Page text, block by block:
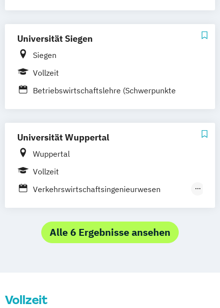
Supply Chain and Operations Management
Universität Siegen
Siegen
Vollzeit
Betriebswirtschaftslehre (Schwerpunkte
Universität Wuppertal
Wuppertal
Vollzeit
Verkehrswirtschaftsingenieurwesen
(Vertiefung Produktions- und
Logistikmanagement)
Alle 6 Ergebnisse ansehen
Vollzeit